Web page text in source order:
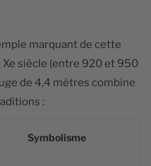
marquant de cette
siècle (entre 920 et 950
de 4,4 mètres combine
:
Symbolisme